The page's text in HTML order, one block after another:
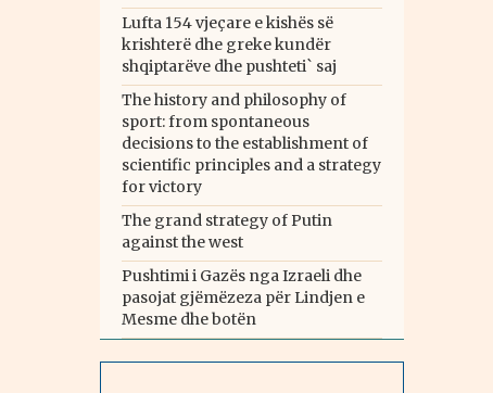
Lufta 154 vjeçare e kishës së
krishterë dhe greke kundër
shqiptarëve dhe pushteti` saj
The history and philosophy of
sport: from spontaneous
decisions to the establishment of
scientific principles and a strategy
for victory
The grand strategy of Putin
against the west
Pushtimi i Gazës nga Izraeli dhe
pasojat gjëmëzeza për Lindjen e
Mesme dhe botën